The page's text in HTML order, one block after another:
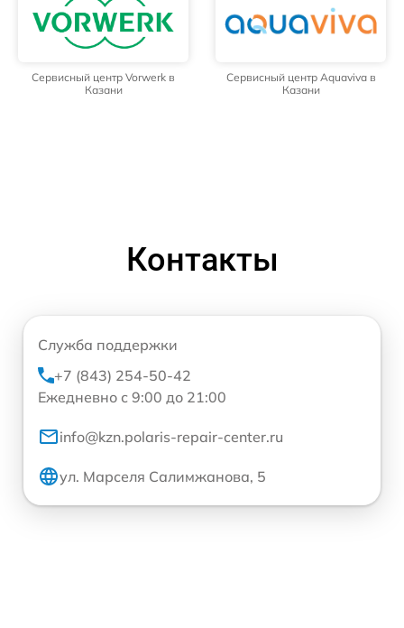
Сервисный центр Vorwerk в
Казани
Сервисный центр Aquaviva в
Казани
Контакты
Служба поддержки
+7 (843) 254-50-42
Ежедневно с 9:00 до 21:00
info@kzn.polaris-repair-center.ru
ул. Марселя Салимжанова, 5